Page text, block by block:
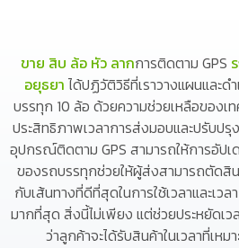
ขาย สิบ ล้อ หัว ลากการติดตาม GPS
อยุธยา ได้ปฏิวัติวิธีที่เราวางแผนและด
บรรทุก 10 ล้อ ด้วยความช่วยเหลือของเ
ประสิทธิภาพเวลาการส่งมอบและปรับปรุ
อุปกรณ์ติดตาม GPS สามารถให้การอัปเ
ของรถบรรทุกช่วยให้ผู้ส่งสามารถตัดสิ
กับเส้นทางที่ดีที่สุดในการใช้เวลาและเว
มากที่สุด สิ่งนี้ไม่เพียง แต่ช่วยประหยัดเว
ว่าลูกค้าจะได้รับสินค้าในเวลาที่เห